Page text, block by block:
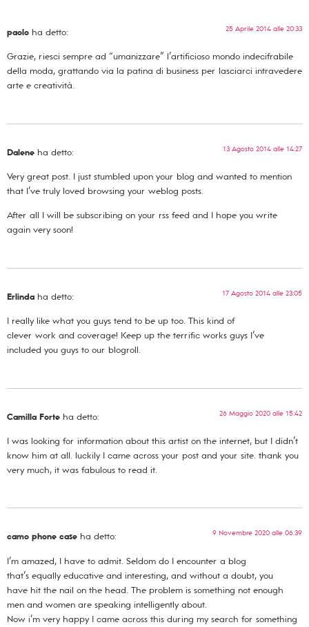
paolo ha detto: 25 Aprile 2014 alle 20:33
Grazie, riesci sempre ad “umanizzare” l’artificioso mondo indecifrabile
della moda, grattando via la patina di business per lasciarci intravedere
arte e creatività.
Dalene ha detto: 13 Agosto 2014 alle 14:27
Very great post. I just stumbled upon your blog and wanted to mention
that I’ve truly loved browsing your weblog posts.
After all I will be subscribing on your rss feed and I hope you write
again very soon!
Erlinda ha detto: 17 Agosto 2014 alle 23:05
I really like what you guys tend to be up too. This kind of
clever work and coverage! Keep up the terrific works guys I’ve
included you guys to our blogroll.
Camilla Forte ha detto: 26 Maggio 2020 alle 15:42
I was looking for information about this artist on the internet, but I didn’t
know him at all. luckily I came across your post and your site. thank you
very much, it was fabulous to read it.
camo phone case ha detto: 9 Novembre 2020 alle 06:39
I’m amazed, I have to admit. Seldom do I encounter a blog
that’s equally educative and interesting, and without a doubt, you
have hit the nail on the head. The problem is something not enough
men and women are speaking intelligently about.
Now i’m very happy I came across this during my search for something